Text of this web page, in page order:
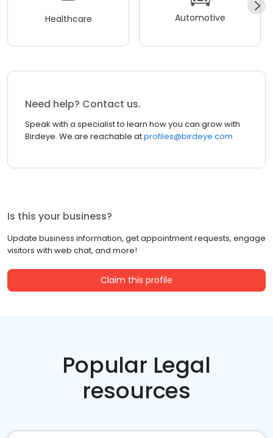
Healthcare Automotive
Need help? Contact us.
Speak with a specialist to learn how you can grow with
Birdeye. We are reachable atprofiles@birdeye.com
Is this your business?
Update business information, get appointment requests, engage
visitors with web chat, and more!
Claim this profile
Popular Legal
resources